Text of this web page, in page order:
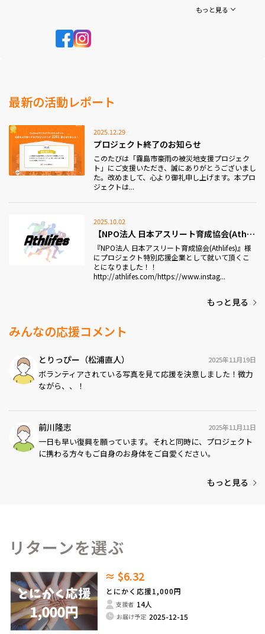
世界。
そして、誰もが得意なことで社会貢献できる活動の場を
「想いはあるけれど一歩を踏み出せない人」や「誰かの
きますので、
興味がある方や、一緒に活動してくださる方はインスタ
グラムのダイレクトメッセージにて気軽にご連絡くださ
い！
もっと見る
最新の活動レポート
2025.12.29
プロジェクト終了のお知らせ
このたびは「霧島市豪雨の被災地支援プロジェク
ト」にご支援いただき、誠にありがとうございまし
た。改めまして、心より御礼申し上げます。本プロ
ジェクトは...
2025.10.02
【NPO法人 日本アスリート育成協会(Athlifes)】プロジ...
『NPO法人 日本アスリート育成協会(Athlifes)』様
にプロジェクト特別応援企業として就いて頂くこ
とになりました！！
http://athlifes.com/https://www.instag...
もっと見る
みんなの応援コメント
とりっぴー（松浦直人） 2025年11月19日
ボランティアされている写真を見て応援を決意しました！微力
ながら、、！
前川隆志 2025年11月11日
一日も早い復興を願っています。それと同時に、プロジェクト
に携わる方々もご自身のお身体をご自愛ください。
もっと見る
リターンを選ぶ
≈ $6.32
とにかく応援1,000円
支援者 14人
お届け予定 2025-12-15